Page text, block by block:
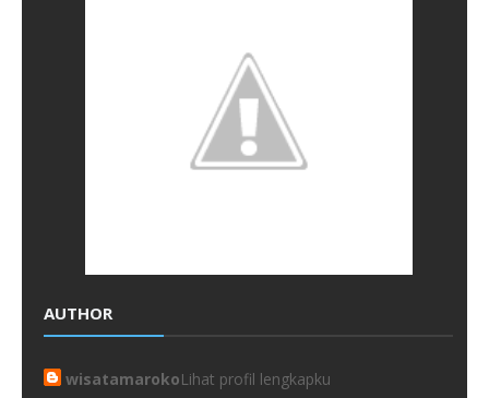
AUTHOR
wisatamarokoLihat profil lengkapku